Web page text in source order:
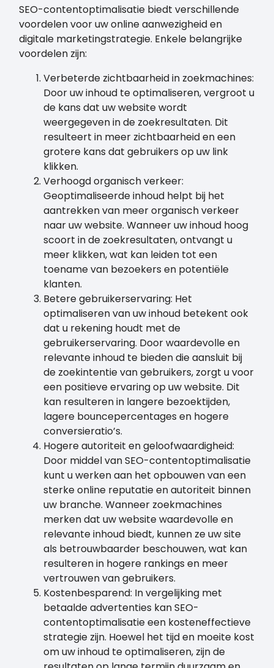
SEO-contentoptimalisatie biedt verschillende
voordelen voor uw online aanwezigheid en
digitale marketingstrategie. Enkele belangrijke
voordelen zijn:
Verbeterde zichtbaarheid in zoekmachines:
Door uw inhoud te optimaliseren, vergroot u
de kans dat uw website wordt
weergegeven in de zoekresultaten. Dit
resulteert in meer zichtbaarheid en een
grotere kans dat gebruikers op uw link
klikken.
Verhoogd organisch verkeer:
Geoptimaliseerde inhoud helpt bij het
aantrekken van meer organisch verkeer
naar uw website. Wanneer uw inhoud hoog
scoort in de zoekresultaten, ontvangt u
meer klikken, wat kan leiden tot een
toename van bezoekers en potentiële
klanten.
Betere gebruikerservaring: Het
optimaliseren van uw inhoud betekent ook
dat u rekening houdt met de
gebruikerservaring. Door waardevolle en
relevante inhoud te bieden die aansluit bij
de zoekintentie van gebruikers, zorgt u voor
een positieve ervaring op uw website. Dit
kan resulteren in langere bezoektijden,
lagere bouncepercentages en hogere
conversieratio’s.
Hogere autoriteit en geloofwaardigheid:
Door middel van SEO-contentoptimalisatie
kunt u werken aan het opbouwen van een
sterke online reputatie en autoriteit binnen
uw branche. Wanneer zoekmachines
merken dat uw website waardevolle en
relevante inhoud biedt, kunnen ze uw site
als betrouwbaarder beschouwen, wat kan
resulteren in hogere rankings en meer
vertrouwen van gebruikers.
Kostenbesparend: In vergelijking met
betaalde advertenties kan SEO-
contentoptimalisatie een kosteneffectieve
strategie zijn. Hoewel het tijd en moeite kost
om uw inhoud te optimaliseren, zijn de